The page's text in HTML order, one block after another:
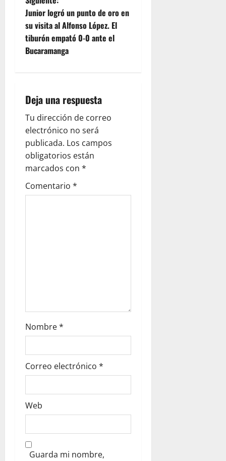
Junior logró un punto de oro en
su visita al Alfonso López. El
tiburón empató 0-0 ante el
Bucaramanga
Deja una respuesta
Tu dirección de correo
electrónico no será
publicada. Los campos
obligatorios están
marcados con *
Comentario *
Nombre*
Correo electrónico *
Web
Guarda mi nombre,